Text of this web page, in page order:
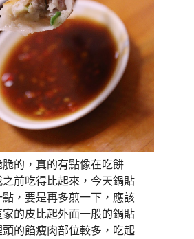
的，真的有點像在吃餅
前吃得比起來，今天鍋貼
，要是再多煎一下，應該
的皮比起外面一般的鍋貼
的餡瘦肉部位較多，吃起